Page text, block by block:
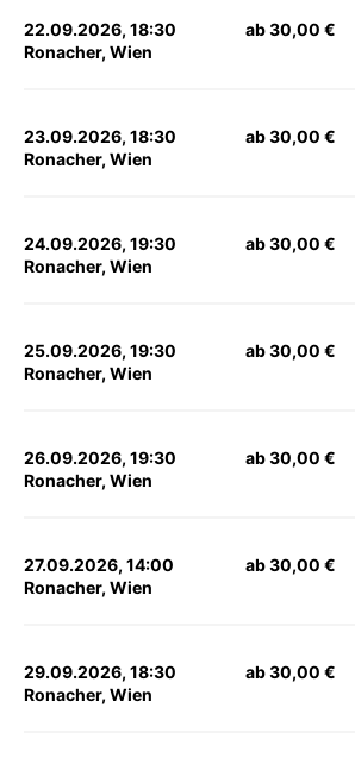
22.09.2026, 18:30
Ronacher, Wien
ab 30,00 €
23.09.2026, 18:30
Ronacher, Wien
ab 30,00 €
24.09.2026, 19:30
Ronacher, Wien
ab 30,00 €
25.09.2026, 19:30
Ronacher, Wien
ab 30,00 €
26.09.2026, 19:30
Ronacher, Wien
ab 30,00 €
27.09.2026, 14:00
Ronacher, Wien
ab 30,00 €
29.09.2026, 18:30
Ronacher, Wien
ab 30,00 €